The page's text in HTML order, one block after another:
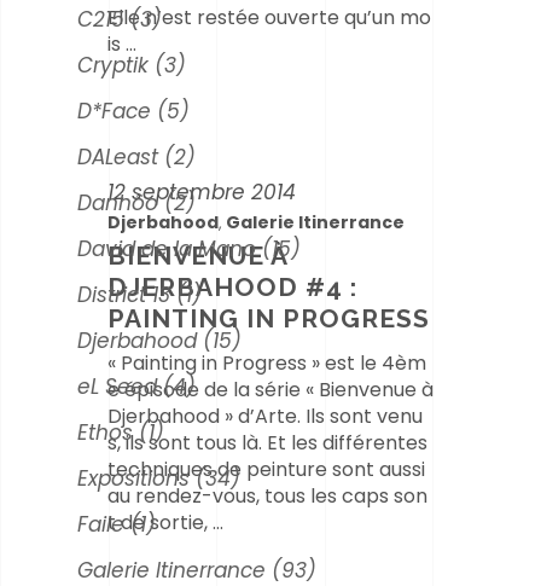
Elle n’est restée ouverte qu’un mo
is
12 septembre 2014
Djerbahood, Galerie Itinerrance
BIENVENUE À
DJERBAHOOD #4 :
PAINTING IN PROGRESS
« Painting in Progress » est le 4èm
e épisode de la série « Bienvenue à
Djerbahood » d’Arte. Ils sont venu
s, ils sont tous là. Et les différentes
techniques de peinture sont aussi
au rendez-vous, tous les caps son
t de sortie,
C215(3)
Cryptik (3)
D*Face (5)
DALeast(2)
Danhôo(2)
David de la Mano(15)
District 13(1)
Djerbahood(15)
eL Seed(4)
Ethos(1)
Expositions(34)
Faile(1)
Galerie Itinerrance (93)